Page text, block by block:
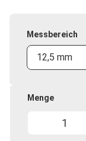
Messbereich
12,5 mm
Menge